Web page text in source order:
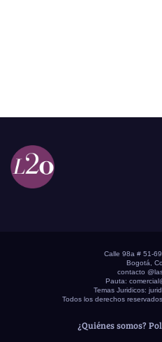
Calle 98a # 51-
Bogotá,
contacto
Pauta:
Temas Juridicos:
Todos los derechos
¿Quiénes somos?